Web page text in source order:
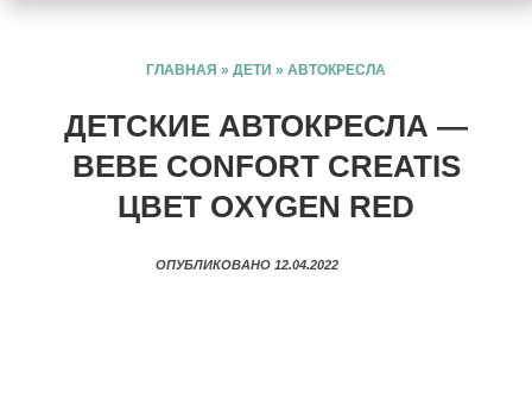
ГЛАВНАЯ » ДЕТИ » АВТОКРЕСЛА
ДЕТСКИЕ АВТОКРЕСЛА —
BEBE CONFORT CREATIS
ЦВЕТ OXYGEN RED
ОПУБЛИКОВАНО 12.04.2022